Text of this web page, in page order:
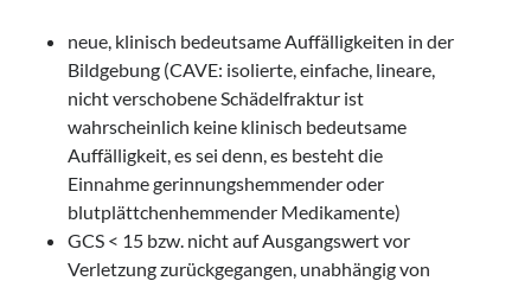
neue, klinisch bedeutsame Auffälligkeiten in der
Bildgebung (CAVE: isolierte, einfache, lineare,
nicht verschobene Schädelfraktur ist
wahrscheinlich keine klinisch bedeutsame
Auffälligkeit, es sei denn, es besteht die
Einnahme gerinnungshemmender oder
blutplättchenhemmender Medikamente)
GCS < 15 bzw. nicht auf Ausgangswert vor
Verletzung zurückgegangen, unabhängig von